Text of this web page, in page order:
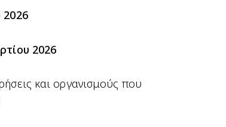
2026
και οργανισμούς που